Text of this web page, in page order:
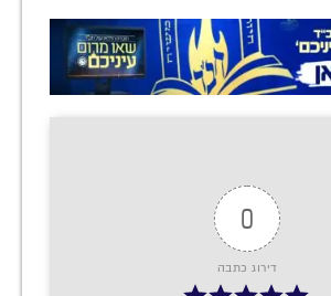
0
דירוג כתבה